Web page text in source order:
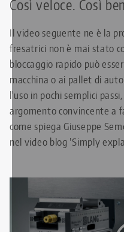
Così veloce. Così
Il video seguente ne è la
fresatrici non è mai stato
bloccaggio rapido può
macchina o ai pallet di
l'uso in pochi semplici
argomento convincente a
come spiega Giuseppe
nel video blog 'Simply